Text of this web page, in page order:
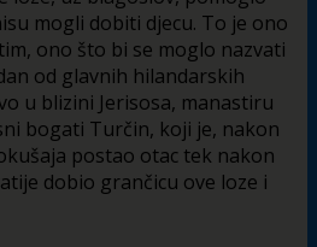
mogli dobiti djecu. To je ono
ono što bi se moglo nazvati
od glavnih hilandarskih
u blizini Jerisosa, manastiru
bogati Turčin, koji je, nakon
postao otac tek nakon
dobio grančicu ove loze i